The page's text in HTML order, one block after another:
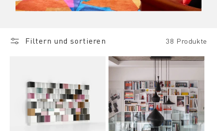
Filtern und sortieren 38 Produkte